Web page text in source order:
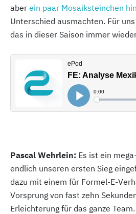
aber ein paar Mosaiksteinchen
Unterschied ausmachten. Für
das in dieser Saison immer
Pascal Wehrlein: Es ist ein
endlich unseren ersten Sieg
dazu mit einem für Formel-E-
Vorsprung von fast zehn
Erleichterung für das ganze